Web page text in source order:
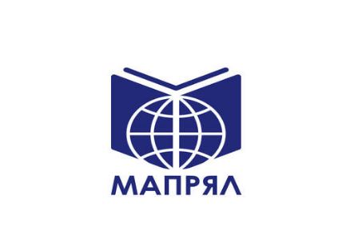
НОВОСТИ
КОНГРЕССЫ
XIII КОНГРЕСС МАПРЯЛ
XIV КОНГРЕСС МАПРЯЛ